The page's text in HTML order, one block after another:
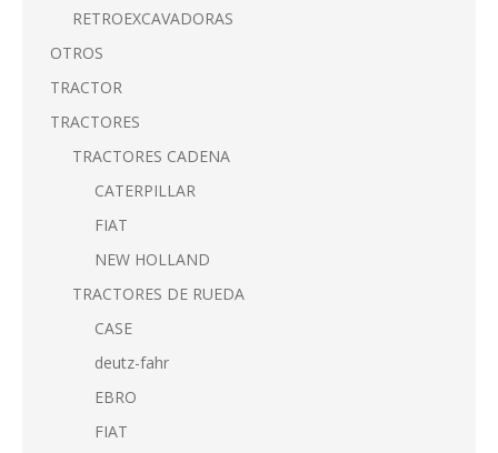
RETROEXCAVADORAS
OTROS
TRACTOR
TRACTORES
TRACTORES CADENA
CATERPILLAR
FIAT
NEW HOLLAND
TRACTORES DE RUEDA
CASE
deutz-fahr
EBRO
FIAT